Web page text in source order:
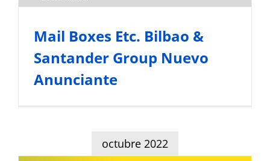
Mail Boxes Etc. Bilbao &
Santander Group Nuevo
Anunciante
octubre 2022